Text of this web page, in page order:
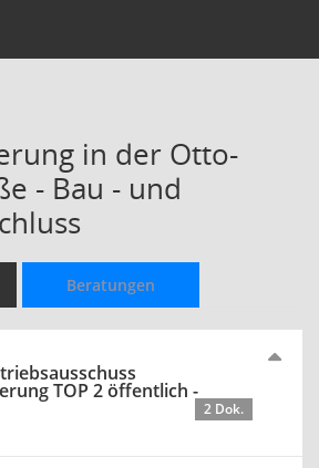
in der Otto-
- Bau - und
Beratungen
TOP 2 öffentlich -
2 Dok.